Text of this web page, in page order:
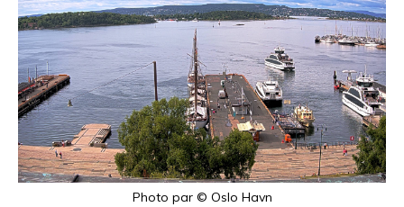
Photo par © Oslo Havn